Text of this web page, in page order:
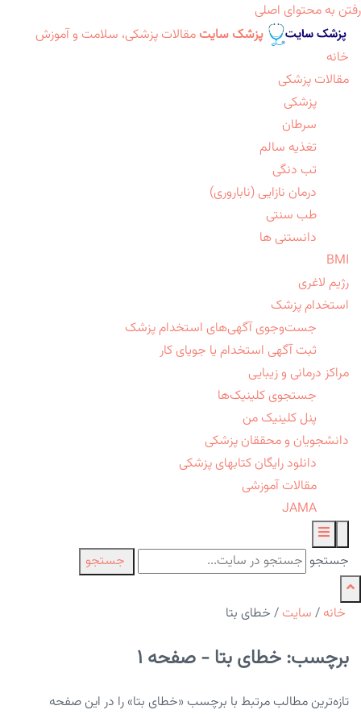
رفتن به محتوای اصلی
پزشک سایت مقالات پزشکی، سلامت و آموزش
خانه
مقالات پزشکی
پزشکی
سرطان
تغذیه سالم
تب دنگی
درمان نازایی (ناباروری)
طب سنتی
دانستنی ها
BMI
رژیم لاغری
استخدام پزشک
جست‌وجوی آگهی‌های استخدام پزشک
ثبت آگهی استخدام یا جویای کار
مراکز درمانی و زیبایی
جستجوی کلینیک‌ها
پنل کلینیک من
دانشجویان و محققان پزشکی
دانلود رایگان کتابهای پزشکی
مقالات آموزشی
JAMA
جستجو جستجو
خانه / سایت / خطای بتا
برچسب: خطای بتا - صفحه 1
تازه‌ترین مطالب مرتبط با برچسب «خطای بتا» را در این صفحه